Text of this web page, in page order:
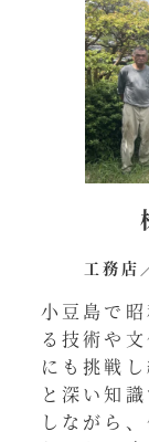
工務
小豆島で
る技術や
にも挑戦
と深い知
しながら